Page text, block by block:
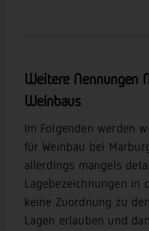
Weitere Nennungen
Weinbaus
Im Folgenden werden
für Weinbau bei
allerdings mangels
Lagebezeichnungen in
keine Zuordnung zu
Lagen erlauben und